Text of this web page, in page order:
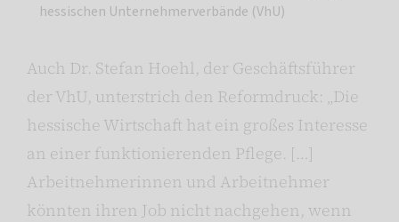
hessischen Unternehmerverbände (VhU)
Auch Dr. Stefan Hoehl, der Geschäftsführer
der VhU, unterstrich den Reformdruck: „Die
hessische Wirtschaft hat ein großes Interesse
an einer funktionierenden Pflege. […]
Arbeitnehmerinnen und Arbeitnehmer
könnten ihren Job nicht nachgehen, wenn